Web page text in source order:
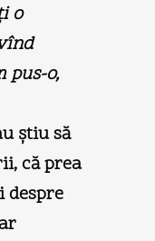
o
pus-o,
ştiu să
că prea